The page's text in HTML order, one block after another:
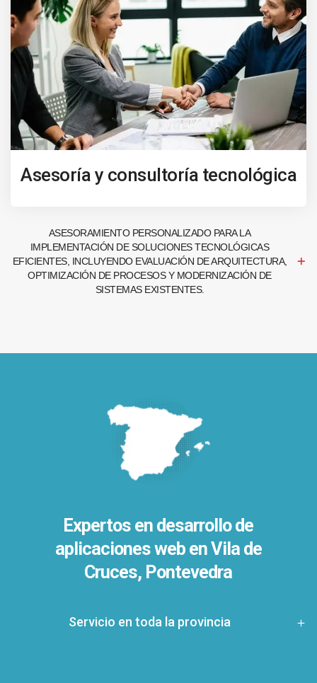
Asesoría y consultoría tecnológica
ASESORAMIENTO PERSONALIZADO PARA LA
IMPLEMENTACIÓN DE SOLUCIONES TECNOLÓGICAS
EFICIENTES, INCLUYENDO EVALUACIÓN DE ARQUITECTURA,
OPTIMIZACIÓN DE PROCESOS Y MODERNIZACIÓN DE
SISTEMAS EXISTENTES.
Expertos en desarrollo de
aplicaciones web en Vila de
Cruces, Pontevedra
Servicio en toda la provincia